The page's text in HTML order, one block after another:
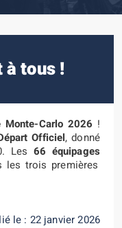
tous !
Monte-Carlo 2026 !
Officiel, donné
Les 66 équipages
les trois premières
le : 22 janvier 2026